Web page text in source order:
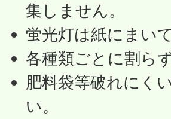
集しません。
蛍光灯は紙にまい
各種類ごとに割ら
肥料袋等破れにく
い。